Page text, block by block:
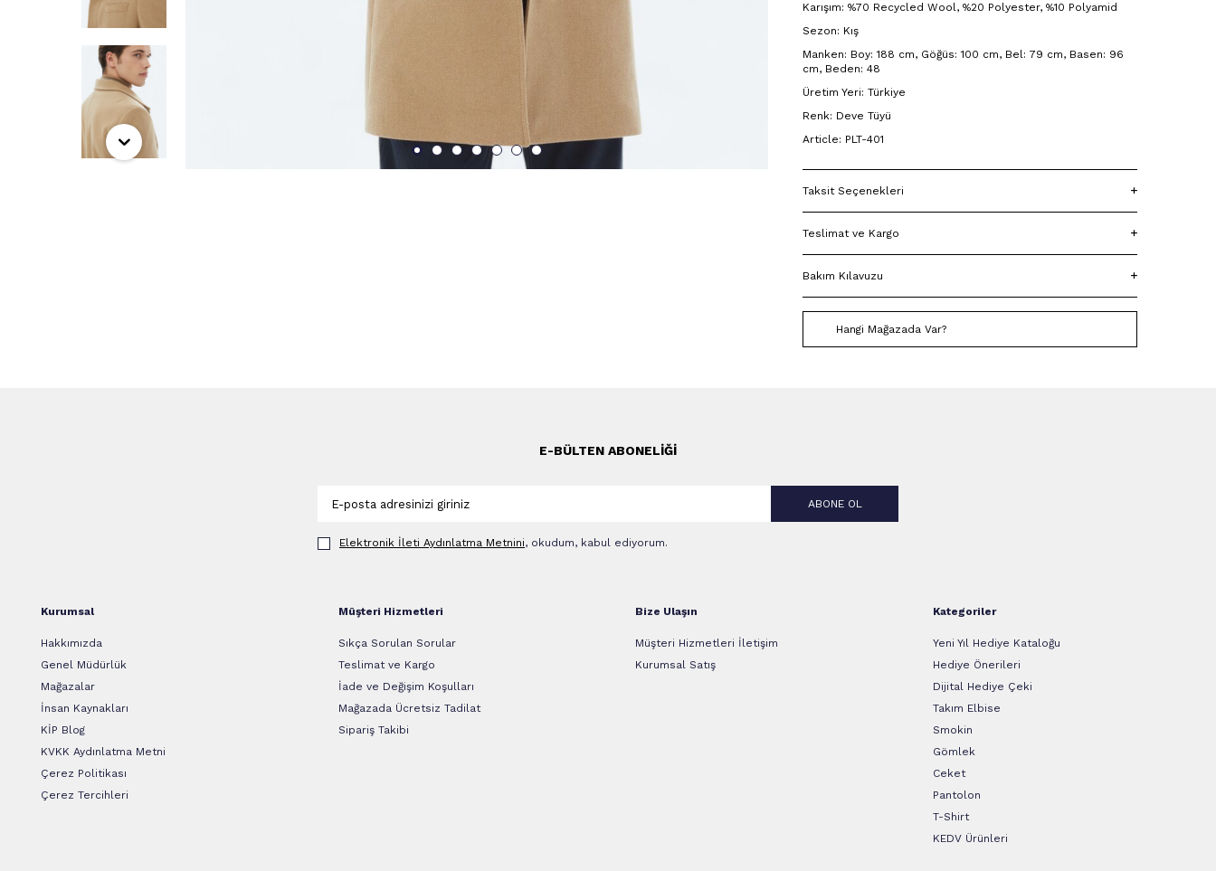
Karışım: %70 Recycled Wool, %20 Polyester, %10 Polyamid
Sezon: Kış
Manken: Boy: 188 cm, Göğüs: 100 cm, Bel: 79 cm, Basen: 96
cm, Beden: 48
Üretim Yeri: Türkiye
Renk: Deve Tüyü
Article: PLT-401
Taksit Seçenekleri
Teslimat ve Kargo
Bakım Kılavuzu
Hangi Mağazada Var?
E-BÜLTEN ABONELIĞI
ABONE OL
Elektronik İleti Aydınlatma Metni‌ni, okudum, kabul ediyorum.
Kurumsal
Hakkımızda
Genel Müdürlük
Mağazalar
İnsan Kaynakları
KİP Blog
KVKK Aydınlatma Metni
Çerez Politikası
Çerez Tercihleri
Müşteri Hizmetleri
Sıkça Sorulan Sorular
Teslimat ve Kargo
İade ve Değişim Koşulları
Mağazada Ücretsiz Tadilat
Sipariş Takibi
Bize Ulaşın
Müşteri Hizmetleri İletişim
Kurumsal Satış
Kategoriler
Yeni Yıl Hediye Kataloğu
Hediye Önerileri
Dijital Hediye Çeki
Takım Elbise
Smokin
Gömlek
Ceket
Pantolon
T-Shirt
KEDV Ürünleri